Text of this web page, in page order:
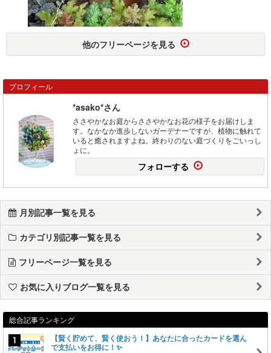
他のフリーページを見る
プロフィール
*asako*さん
ささやかなお庭からささやかなお花の様子をお届けしま
す。なかなか進歩しないガーデナーですが、植物に触れて
いると癒されますよね。終わりのない庭づくりをごいっし
ょに。
フォローする
月別記事一覧を見る
カテゴリ別記事一覧を見る
フリーページ一覧を見る
お気に入りブログ一覧を見る
総合記事ランキング
【賢く貯めて、賢く使おう！】あなたに合ったカードを選ん
で支払いをお得に！✨